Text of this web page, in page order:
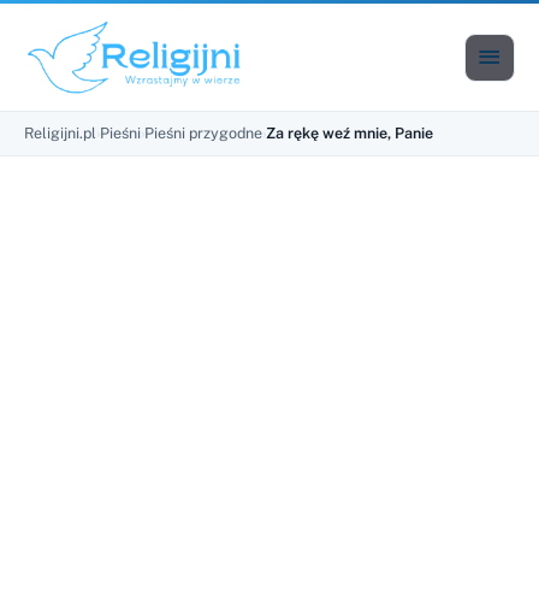

Religijni.pl›Pieśni›Pieśni przygodne›Za rękę weź mnie, Panie